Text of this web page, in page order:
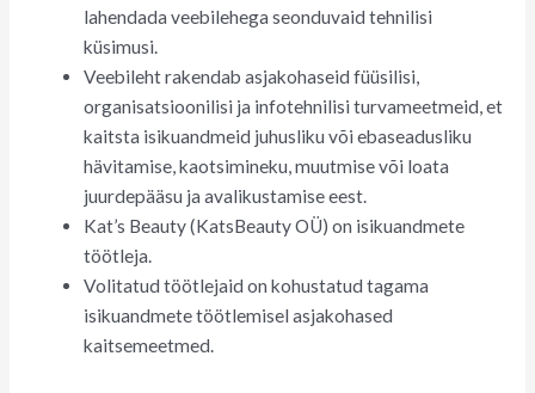
lahendada veebilehega seonduvaid tehnilisi
küsimusi.
Veebileht rakendab asjakohaseid füüsilisi,
organisatsioonilisi ja infotehnilisi turvameetmeid, et
kaitsta isikuandmeid juhusliku või ebaseadusliku
hävitamise, kaotsimineku, muutmise või loata
juurdepääsu ja avalikustamise eest.
Kat’s Beauty (KatsBeauty OÜ) on isikuandmete
töötleja.
Volitatud töötlejaid on kohustatud tagama
isikuandmete töötlemisel asjakohased
kaitsemeetmed.